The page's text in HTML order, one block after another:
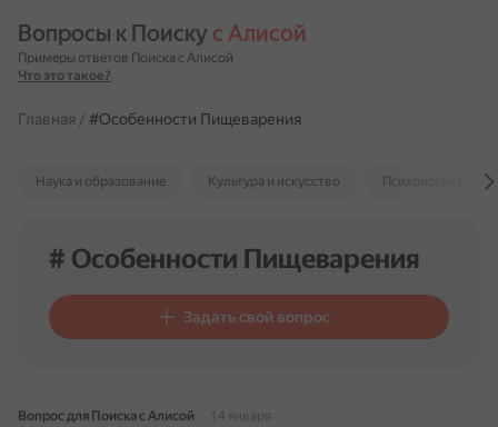
Вопросы к Поиску с Алисой
Примеры ответов Поиска с Алисой
Что это такое?
Главная / #Особенности Пищеварения
Наука и образование Культура и искусство Психология и
# Особенности Пищеварения
Задать свой вопрос
Вопрос для Поиска с Алисой
14 января